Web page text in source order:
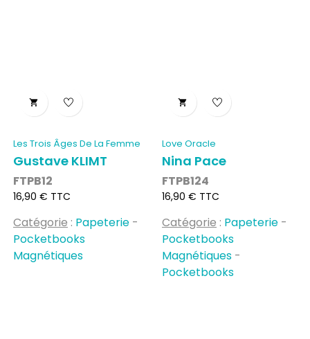

Les Trois Âges De La Femme
Gustave KLIMT
FTPB12
Prix
16,90 € TTC
Catégorie : Papeterie -
Pocketbooks
Magnétiques

Love Oracle
Nina Pace
FTPB124
Prix
16,90 € TTC
Catégorie : Papeterie -
Pocketbooks
Magnétiques -
Pocketbooks